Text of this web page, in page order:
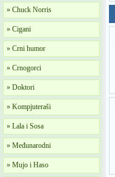
» Chuck Norris
» Cigani
» Crni humor
» Crnogorci
» Doktori
» Kompjuteraši
» Lala i Sosa
» Međunarodni
» Mujo i Haso